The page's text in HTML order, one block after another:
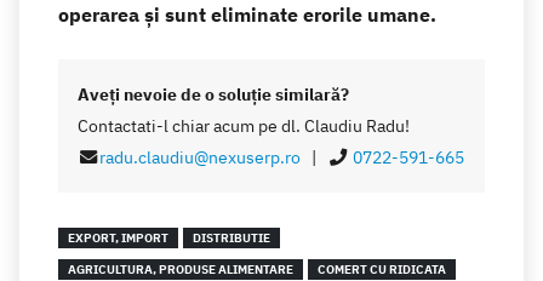
operarea și sunt eliminate erorile umane.
Aveţi nevoie de o soluţie similară?
Contactati-l chiar acum pe dl. Claudiu Radu!
radu.claudiu@nexuserp.ro| 0722-591-665
EXPORT, IMPORT
DISTRIBUTIE
AGRICULTURA, PRODUSE ALIMENTARE
COMERT CU RIDICATA